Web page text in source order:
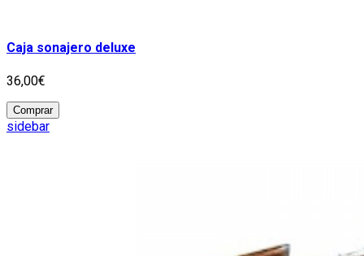
Caja sonajero deluxe
36,00€
Comprar
sidebar